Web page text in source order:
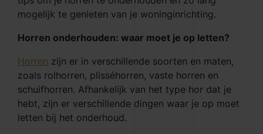
mogelijk te genieten van je woninginrichting.
Horren onderhouden: waar moet je op letten?
Horren zijn er in verschillende soorten en maten,
zoals rolhorren, plisséhorren, vaste horren en
schuifhorren. Afhankelijk van het type hor dat je
hebt, zijn er verschillende dingen waar je op moet
letten bij het onderhoud.